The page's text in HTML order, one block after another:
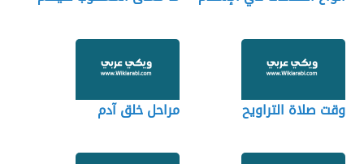
وقت صلاة التراويح مراحل خلق آدم